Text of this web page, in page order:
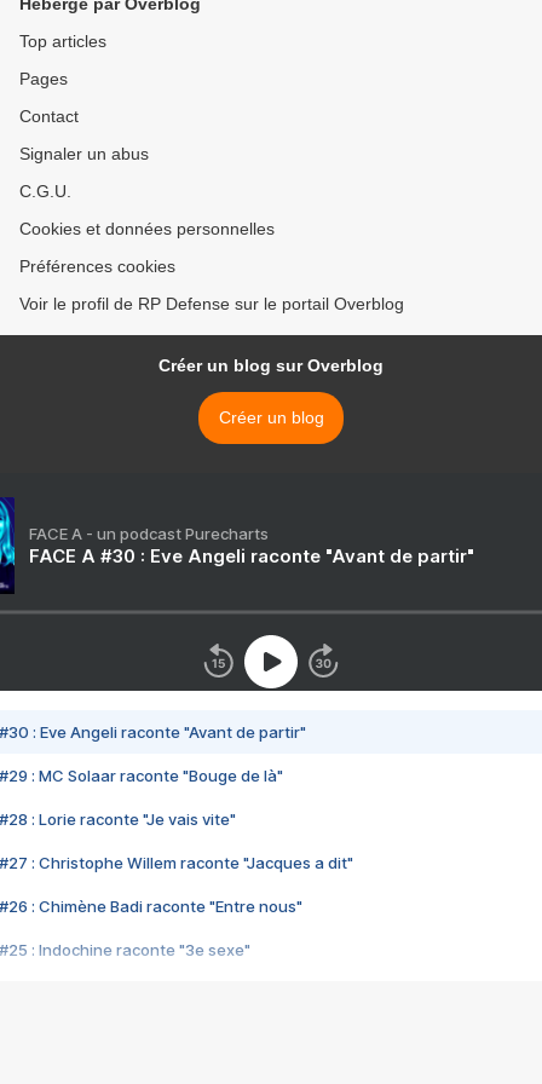
Top articles
Pages
Contact
Signaler un abus
C.G.U.
Cookies et données personnelles
Préférences cookies
Voir le profil de RP Defense sur le portail Overblog
Créer un blog sur Overblog
Créer un blog
FACE A - un podcast Purecharts
FACE A #30 : Eve Angeli raconte "Avant de partir"
#30 : Eve Angeli raconte "Avant de partir"
#29 : MC Solaar raconte "Bouge de là"
#28 : Lorie raconte "Je vais vite"
#27 : Christophe Willem raconte "Jacques a dit"
#26 : Chimène Badi raconte "Entre nous"
#25 : Indochine raconte "3e sexe"